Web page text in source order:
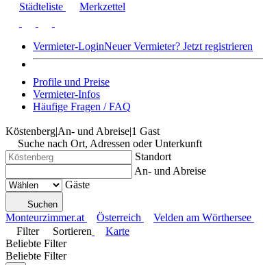
Städteliste Merkzettel
Vermieter-LoginNeuer Vermieter? Jetzt registrieren
Profile und Preise
Vermieter-Infos
Häufige Fragen / FAQ
Köstenberg|An- und Abreise|1 Gast
Suche nach Ort, Adressen oder Unterkunft
Standort
An- und Abreise
Gäste
Suchen
Monteurzimmer.at Österreich Velden am Wörthersee
Filter
Sortieren
Karte
Beliebte Filter
Beliebte Filter